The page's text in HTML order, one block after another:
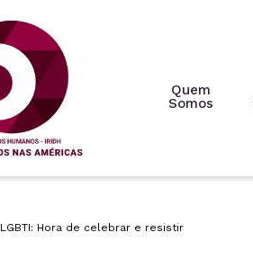
Quem
Somos
Hora de celebrar e resistir